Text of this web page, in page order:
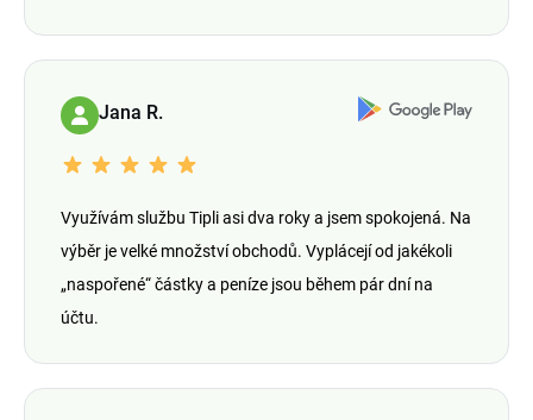
Jana R.
Využívám službu Tipli asi dva roky a jsem spokojená. Na
výběr je velké množství obchodů. Vyplácejí od jakékoli
„naspořené“ částky a peníze jsou během pár dní na
účtu.